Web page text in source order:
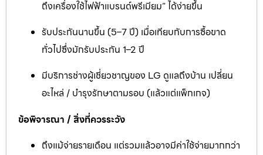
ถึงเครื่องใช้ไฟฟ้าแบรนด์พรีเมียม” ได้ง่ายขึ้น
รับประกันนานขึ้น (5–7 ปี) เมื่อเทียบกับการซื้อขาด
ทั่วไปซึ่งมักรับประกัน 1–2 ปี
มีบริการช่างผู้เชี่ยวชาญของ LG ดูแลถึงบ้าน เปลี่ยน
อะไหล่ / บำรุงรักษาตามรอบ (แล้วแต่แพ็กเกจ)
ข้อพิจารณา / สิ่งที่ควรระวัง
ถึงแม้จ่ายรายเดือน แต่รวมแล้วอาจมีค่าใช้จ่ายมากกว่า